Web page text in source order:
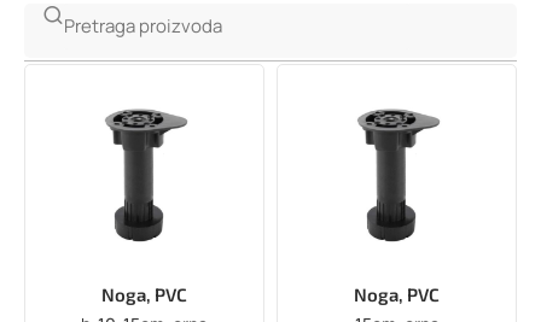
Noga, PVC Noga, PVC